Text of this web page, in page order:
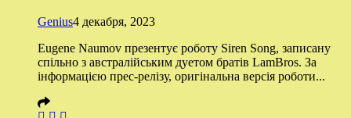
Genius4 декабря, 2023
Eugene Naumov презентує роботу Siren Song, записану
спільно з австралійським дуетом братів LamBros. За
інформацією прес-релізу, оригінальна версія роботи...